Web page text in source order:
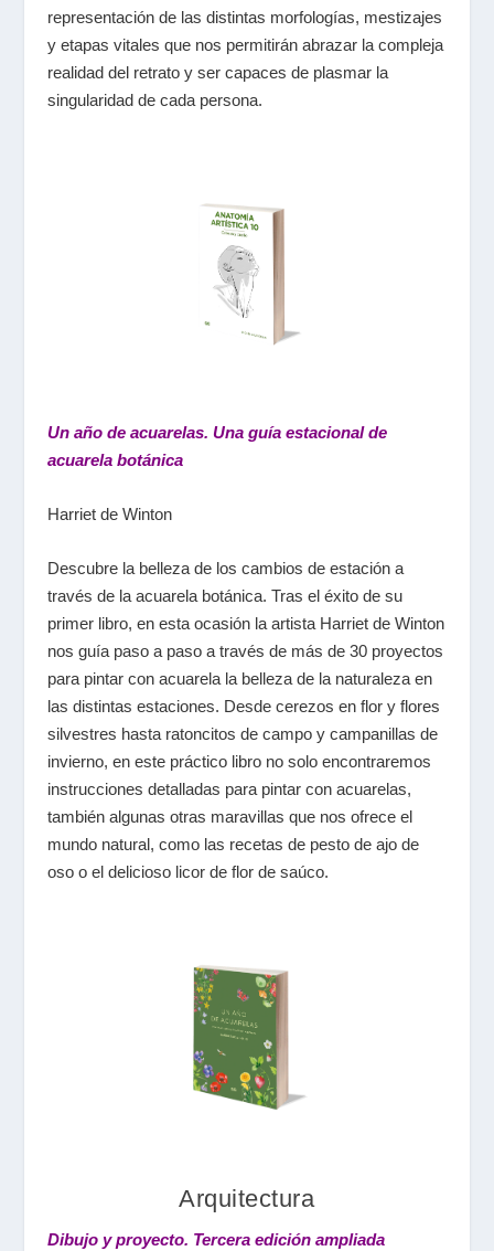
representación de las distintas morfologías, mestizajes
y etapas vitales que nos permitirán abrazar la compleja
realidad del retrato y ser capaces de plasmar la
singularidad de cada persona.
Un año de acuarelas. Una guía estacional de
acuarela botánica
Harriet de Winton
Descubre la belleza de los cambios de estación a
través de la acuarela botánica. Tras el éxito de su
primer libro, en esta ocasión la artista Harriet de Winton
nos guía paso a paso a través de más de 30 proyectos
para pintar con acuarela la belleza de la naturaleza en
las distintas estaciones. Desde cerezos en flor y flores
silvestres hasta ratoncitos de campo y campanillas de
invierno, en este práctico libro no solo encontraremos
instrucciones detalladas para pintar con acuarelas,
también algunas otras maravillas que nos ofrece el
mundo natural, como las recetas de pesto de ajo de
oso o el delicioso licor de flor de saúco.
Arquitectura
Dibujo y proyecto. Tercera edición ampliada